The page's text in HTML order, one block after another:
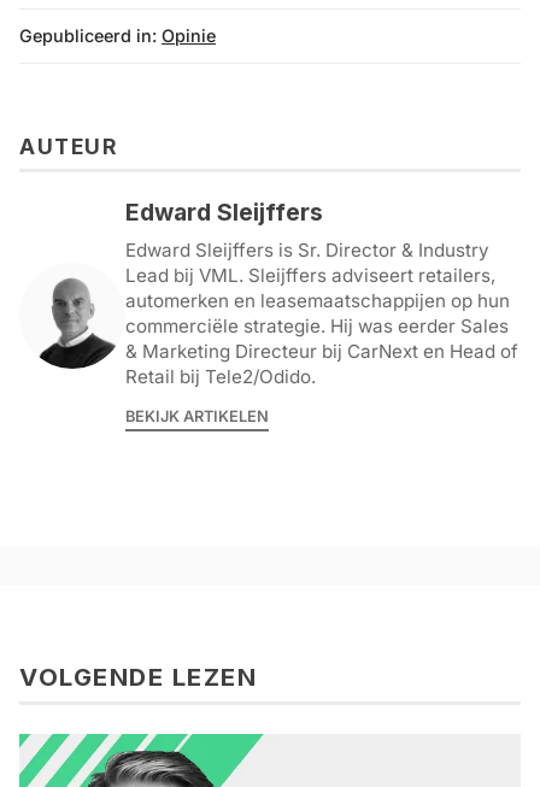
Gepubliceerd in: Opinie
AUTEUR
Edward Sleijffers
Edward Sleijffers is Sr. Director & Industry
Lead bij VML. Sleijffers adviseert retailers,
automerken en leasemaatschappijen op hun
commerciële strategie. Hij was eerder Sales
& Marketing Directeur bij CarNext en Head of
Retail bij Tele2/Odido.
BEKIJK ARTIKELEN
VOLGENDE LEZEN